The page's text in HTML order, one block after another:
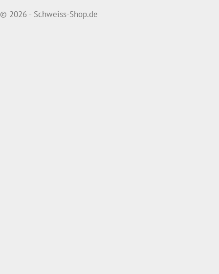
© 2026 - Schweiss-Shop.de